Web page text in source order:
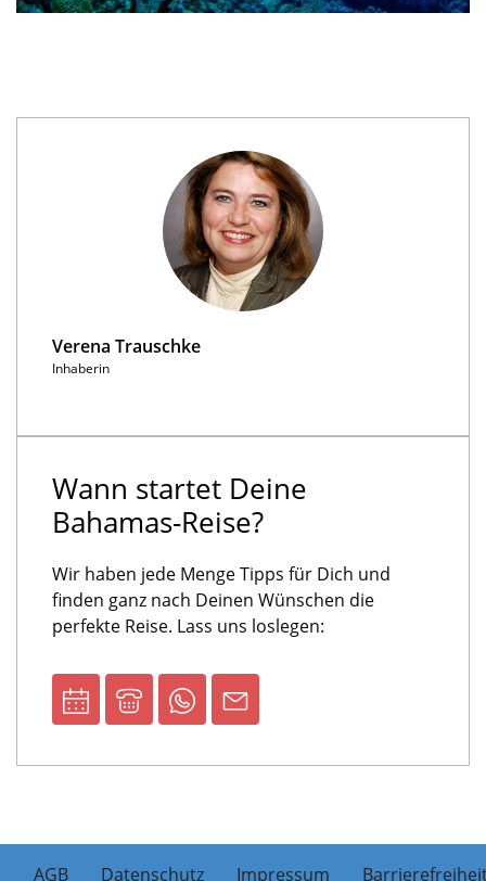
Verena Trauschke
Inhaberin
Wann startet Deine
Bahamas-Reise?
Wir haben jede Menge Tipps für Dich und
finden ganz nach Deinen Wünschen die
perfekte Reise. Lass uns loslegen:
AGB Datenschutz Impressum